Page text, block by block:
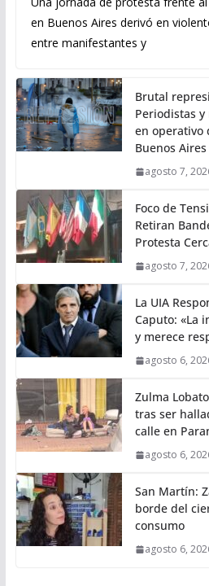
en Buenos Aires derivó en
entre manifestantes y
Brutal
Periodistas
en operativo
Buenos Aires
agosto 7,
Foco de
Retiran
Protesta
agosto 7,
La UIA
Caputo: «La
y merece
agosto 6,
Zulma
tras ser
calle en
agosto 6,
San Martín:
borde del
consumo
agosto 6,